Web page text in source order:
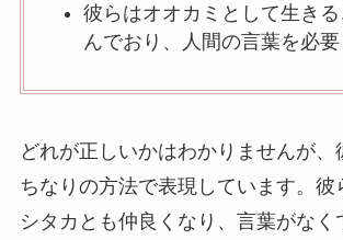
彼らはオオカミとして生き
んでおり、人間の言葉を必
どれが正しいかはわかりませんが、
ちなりの方法で表現しています。彼
シタカとも仲良くなり、言葉がなく